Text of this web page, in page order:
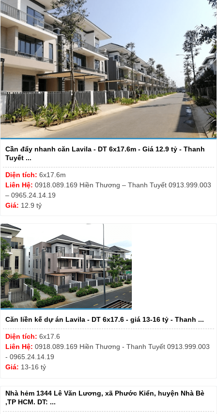
Cần đẩy nhanh căn Lavila - DT 6x17.6m - Giá 12.9 tỷ - Thanh
Tuyết ...
Diện tích: 6x17.6m
Liên Hệ: 0918.089.169 Hiền Thương – Thanh Tuyết 0913.999.003
– 0965.24.14.19
Giá: 12.9 tỷ
Căn liền kế dự án Lavila - DT 6x17.6 - giá 13-16 tỷ - Thanh ...
Diện tích: 6x17.6
Liên Hệ: 0918.089.169 Hiền Thương - Thanh Tuyết 0913.999.003
- 0965.24.14.19
Giá: 13-16 tỷ
Nhà hẻm 1344 Lê Văn Lương, xã Phước Kiển, huyện Nhà Bè
,TP HCM. DT: ...